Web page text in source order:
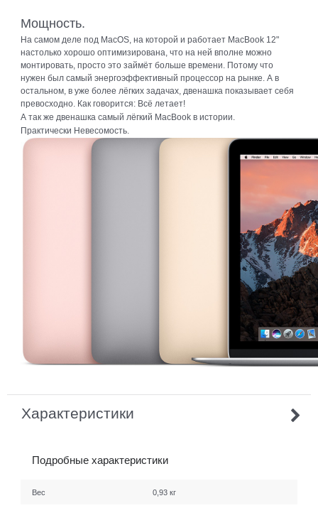
Мощность.
На самом деле под MacOS, на которой и работает MacBook 12"
настолько хорошо оптимизирована, что на ней вполне можно
монтировать, просто это займёт больше времени. Потому что
нужен был самый энергоэффективный процессор на рынке. А в
остальном, в уже более лёгких задачах, двенашка показывает себя
превосходно. Как говорится: Всё летает!
А так же двенашка самый лёгкий MacBook в истории.
Практически Невесомость.
Характеристики
Подробные характеристики
Вес 0,93 кг